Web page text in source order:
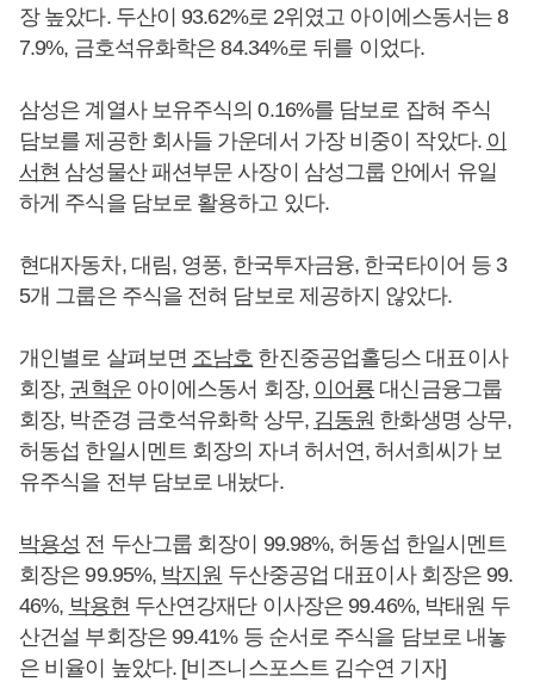
장 높았다. 두산이 93.62%로 2위였고 아이에스동서는 8
7.9%, 금호석유화학은 84.34%로 뒤를 이었다.
삼성은 계열사 보유주식의 0.16%를 담보로 잡혀 주식
담보를 제공한 회사들 가운데서 가장 비중이 작았다. 이
서현 삼성물산 패션부문 사장이 삼성그룹 안에서 유일
하게 주식을 담보로 활용하고 있다.
현대자동차, 대림, 영풍, 한국투자금융, 한국타이어 등 3
5개 그룹은 주식을 전혀 담보로 제공하지 않았다.
개인별로 살펴보면 조남호 한진중공업홀딩스 대표이사
회장, 권혁운아이에스동서 회장, 이어룡 대신금융그룹
회장, 박준경 금호석유화학 상무, 김동원 한화생명 상무,
허동섭 한일시멘트 회장의 자녀 허서연, 허서희씨가 보
유주식을 전부 담보로 내놨다.
박용성 전 두산그룹 회장이 99.98%, 허동섭 한일시멘트
회장은 99.95%, 박지원 두산중공업 대표이사 회장은 99.
46%, 박용현 두산연강재단 이사장은 99.46%, 박태원 두
산건설 부회장은 99.41% 등 순서로 주식을 담보로 내놓
은 비율이 높았다. [비즈니스포스트 김수연 기자]